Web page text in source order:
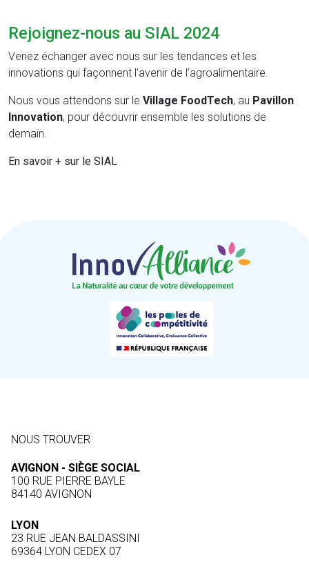
Rejoignez-nous au SIAL 2024
Venez échanger avec nous sur les tendances et les
innovations qui façonnent l’avenir de l’agroalimentaire.
Nous vous attendons sur le Village FoodTech, au Pavillon
Innovation, pour découvrir ensemble les solutions de
demain.
En savoir + sur le SIAL
NOUS TROUVER
AVIGNON - SIÈGE SOCIAL
100 RUE PIERRE BAYLE
84140 AVIGNON
LYON
23 RUE JEAN BALDASSINI
69364 LYON CEDEX 07